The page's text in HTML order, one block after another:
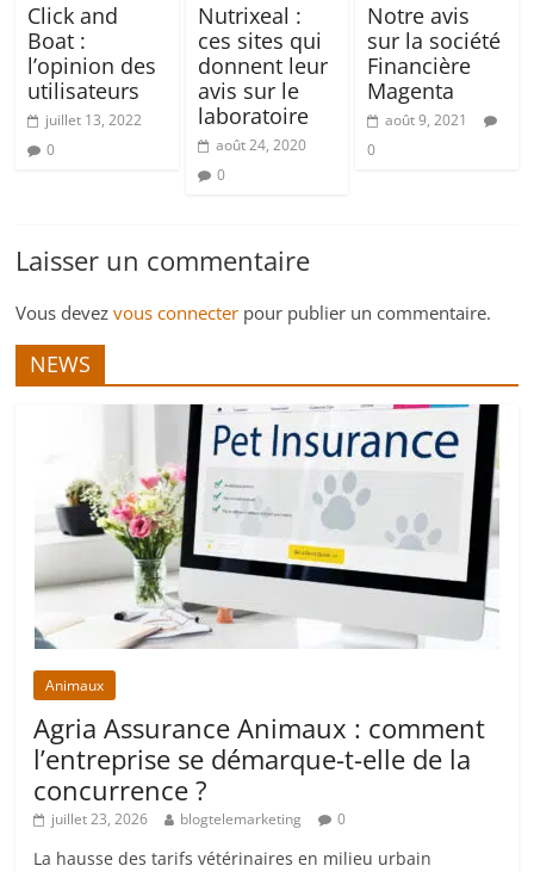
Click and
Boat :
l’opinion des
utilisateurs
juillet 13, 2022
0
Nutrixeal :
ces sites qui
donnent leur
avis sur le
laboratoire
août 24, 2020
0
Notre avis
sur la société
Financière
Magenta
août 9, 2021
0
Laisser un commentaire
Vous devezvous connecter pour publier un commentaire.
NEWS
Animaux
Agria Assurance Animaux : comment
l’entreprise se démarque-t-elle de la
concurrence ?
juillet 23, 2026 blogtelemarketing 0
La hausse des tarifs vétérinaires en milieu urbain